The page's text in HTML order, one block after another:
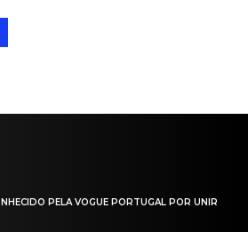
PELA VOGUE PORTUGAL POR UNIR